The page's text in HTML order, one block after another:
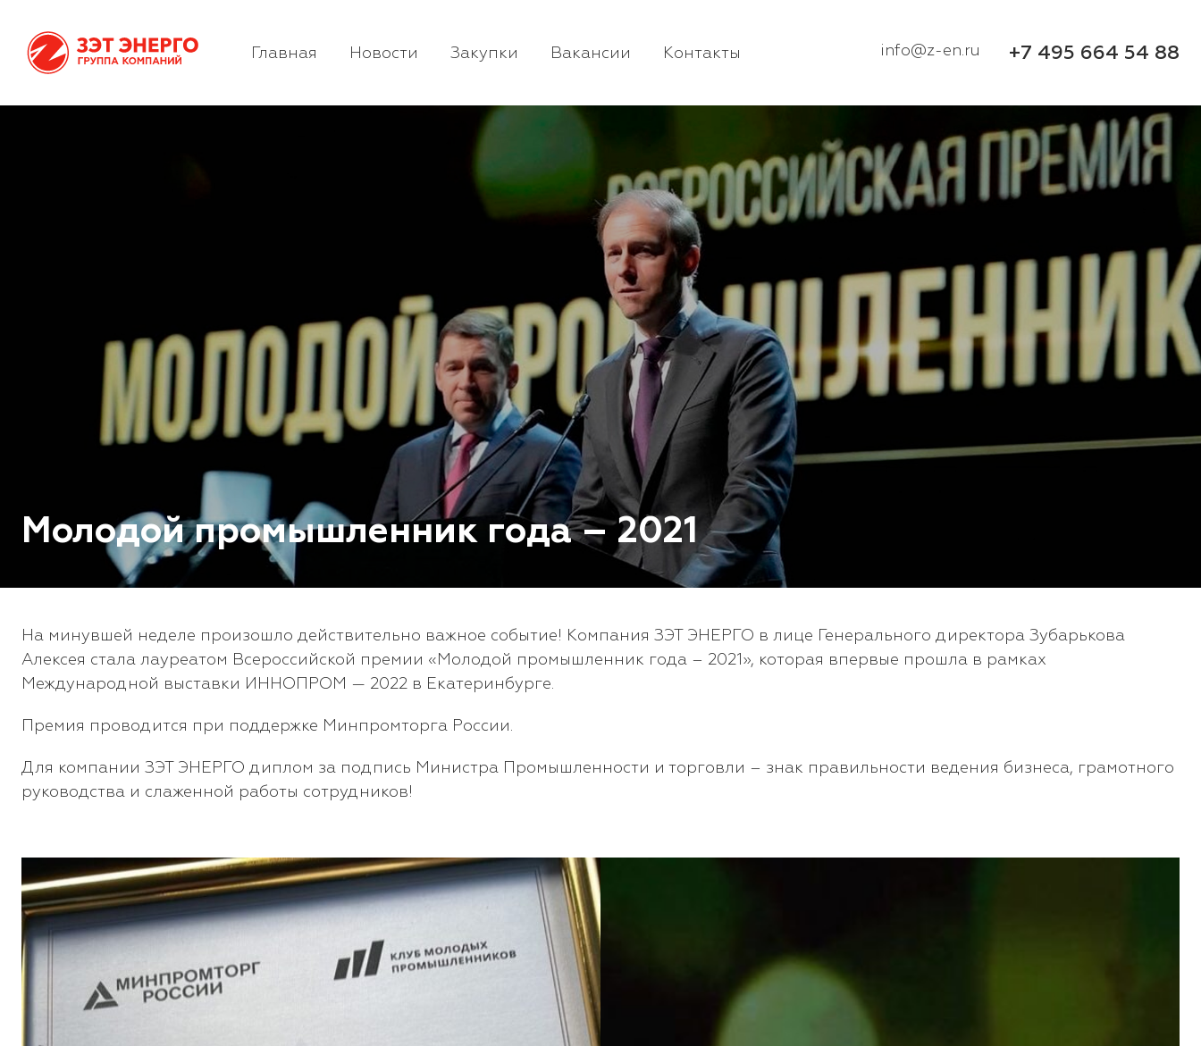
Главная Новости Закупки Вакансии Контакты info@z-en.ru +7 495 664 54 88
Молодой промышленник года – 2021
На минувшей неделе произошло действительно важное событие! Компания ЗЭТ ЭНЕРГО в лице Генерального директора Зубарькова
Алексея стала лауреатом Всероссийской премии «Молодой промышленник года – 2021», которая впервые прошла в рамках
Международной выставки ИННОПРОМ — 2022 в Екатеринбурге.
Премия проводится при поддержке Минпромторга России.
Для компании ЗЭТ ЭНЕРГО диплом за подпись Министра Промышленности и торговли – знак правильности ведения бизнеса, грамотного
руководства и слаженной работы сотрудников!